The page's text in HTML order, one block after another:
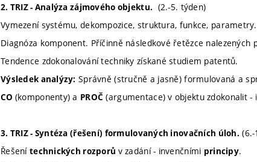
2. TRIZ - Analýza zájmového objektu. (2.-5. týden)
Vymezení systému, dekompozice, struktura, funkce, parametry.
Diagnóza komponent. Příčinně následkové řetězce nalezených
Tendence zdokonalování techniky získané studiem patentů.
Výsledek analýzy: Správně (stručně a jasně) formulovaná a
CO (komponenty) a PROČ (argumentace) v objektu zdokonalit -
3. TRIZ - Syntéza (řešení) formulovaných inovačních úloh.
Řešení technických rozporů v zadání - invenčními principy.